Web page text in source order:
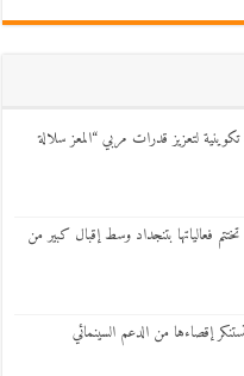
لتعزيز قدرات مربي “المعز سلالة
فعالياتها بتنجداد وسط إقبال كبير من
إقصاءها من الدعم السينمائي